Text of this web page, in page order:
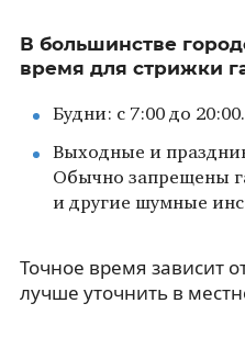
В большинстве
время для стрижки
Будни: с 7:00 до 20:00.
Выходные и
Обычно запрещены
и другие шумные
Точное время зависит
лучше уточнить в